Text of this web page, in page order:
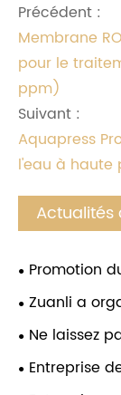
Précédent :
Membrane
pour le
ppm)
Suivant :
Aquapress
l'eau à haute
Actualités
Promotion
hydrogène
Zuanli a
sur le
Ne laissez
mauvaise
Choisissez
Entreprise